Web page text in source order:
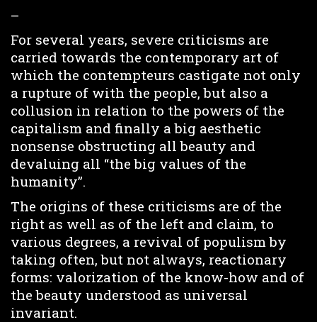
–
For several years, severe criticisms are
carried towards the contemporary art of
which the contempteurs castigate not only
a rupture of with the people, but also a
collusion in relation to the powers of the
capitalism and finally a big aesthetic
nonsense obstructing all beauty and
devaluing all “the big values of the
humanity”.
The origins of these criticisms are of the
right as well as of the left and claim, to
various degrees, a revival of populism by
taking often, but not always, reactionary
forms: valorization of the know-how and of
the beauty understood as universal
invariant.